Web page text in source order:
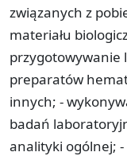
związanych z
materiału
przygotowywanie
preparatów
innych; -
badań
analityki ogólnej;